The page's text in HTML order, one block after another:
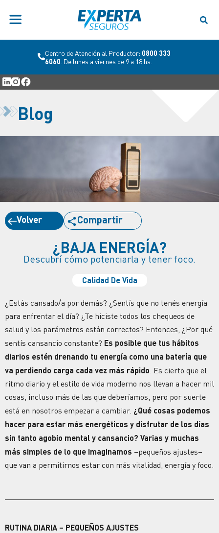
Centro de Atención al Productor: 0800 333
6060 . De lunes a viernes de 9 a 18 hs.
Blog
Volver Compartir
¿BAJA ENERGÍA?
Descubrí cómo potenciarla y tener foco.
Calidad De Vida
¿Estás cansado/a por demás? ¿Sentís que no tenés energía
para enfrentar el día? ¿Te hiciste todos los chequeos de
salud y los parámetros están correctos? Entonces, ¿Por qué
sentís cansancio constante? Es posible que tus hábitos
diarios estén drenando tu energía como una batería que
va perdiendo carga cada vez más rápido . Es cierto que el
ritmo diario y el estilo de vida moderno nos llevan a hacer mil
cosas, incluso más de las que deberíamos, pero por suerte
está en nosotros empezar a cambiar. ¿Qué cosas podemos
hacer para estar más energéticos y disfrutar de los días
sin tanto agobio mental y cansancio? Varias y muchas
más simples de lo que imaginamos –pequeños ajustes–
que van a permitirnos estar con más vitalidad energía y foco.
RUTINA DIARIA – PEQUEÑOS AJUSTES